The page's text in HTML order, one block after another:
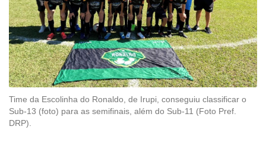
Time da Escolinha do Ronaldo, de Irupi, conseguiu classificar o
Sub-13 (foto) para as semifinais, além do Sub-11 (Foto Pref.
DRP).